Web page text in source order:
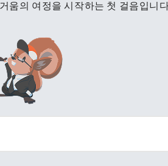
움의 여정을 시작하는 첫 걸음입니